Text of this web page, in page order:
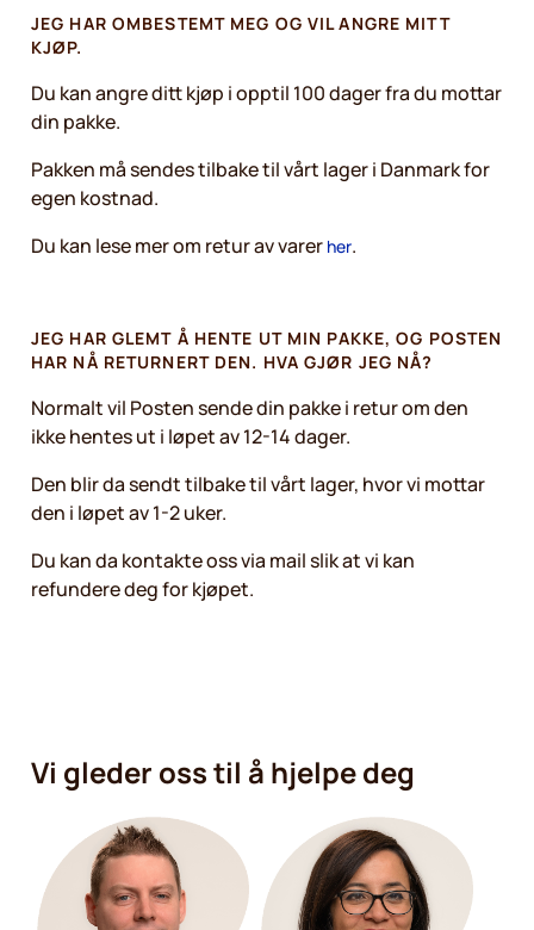
JEG HAR OMBESTEMT MEG OG VIL ANGRE MITT
KJØP.
Du kan angre ditt kjøp i opptil 100 dager fra du mottar
din pakke.
Pakken må sendes tilbake til vårt lager i Danmark for
egen kostnad.
Du kan lese mer om retur av varer her.
JEG HAR GLEMT Å HENTE UT MIN PAKKE, OG POSTEN
HAR NÅ RETURNERT DEN. HVA GJØR JEG NÅ?
Normalt vil Posten sende din pakke i retur om den
ikke hentes ut i løpet av 12-14 dager.
Den blir da sendt tilbake til vårt lager, hvor vi mottar
den i løpet av 1-2 uker.
Du kan da kontakte oss via mail slik at vi kan
refundere deg for kjøpet.
Vi gleder oss til å hjelpe deg